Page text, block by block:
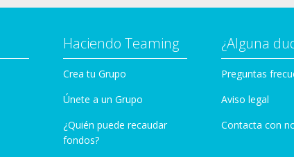
Haciendo Teaming
Crea tu Grupo
Únete a un Grupo
¿Quién puede recaudar
fondos?
¿Alguna
Preguntas
Aviso legal
Contacta con